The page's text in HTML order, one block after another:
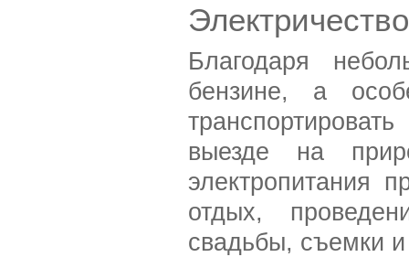
Благодаря
бензине, а
выезде на
электропитания
отдых,
свадьбы, съемки